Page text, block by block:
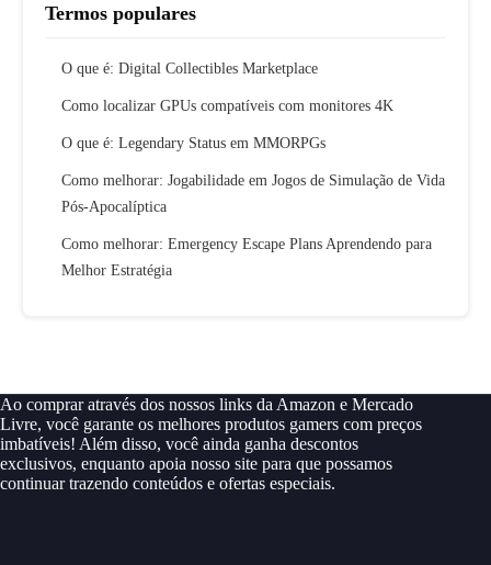
Termos populares
O que é: Digital Collectibles Marketplace
Como localizar GPUs compatíveis com monitores 4K
O que é: Legendary Status em MMORPGs
Como melhorar: Jogabilidade em Jogos de Simulação de Vida
Pós-Apocalíptica
Como melhorar: Emergency Escape Plans Aprendendo para
Melhor Estratégia
Ao comprar através dos nossos links da Amazon e Mercado
Livre, você garante os melhores produtos gamers com preços
imbatíveis! Além disso, você ainda ganha descontos
exclusivos, enquanto apoia nosso site para que possamos
continuar trazendo conteúdos e ofertas especiais.